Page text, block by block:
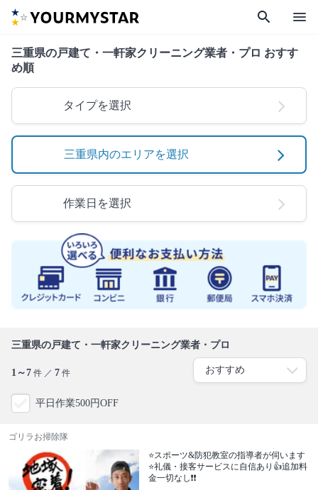
search menu
三重県の戸建て・一軒家クリーニング業者・プロ おすす
め順
タイプを選択
三重県内のエリアを選択
作業日を選択
三重県の戸建て・一軒家クリーニング業者・プロ
1～7 件 ／ 7 件
平日作業500円OFF
ゴリラお掃除隊
⭐スポーツ&防犯教室の指導者が伺います
⭐礼儀・接客サービスに自信あり👍追加料
金一切なし❗️❗️